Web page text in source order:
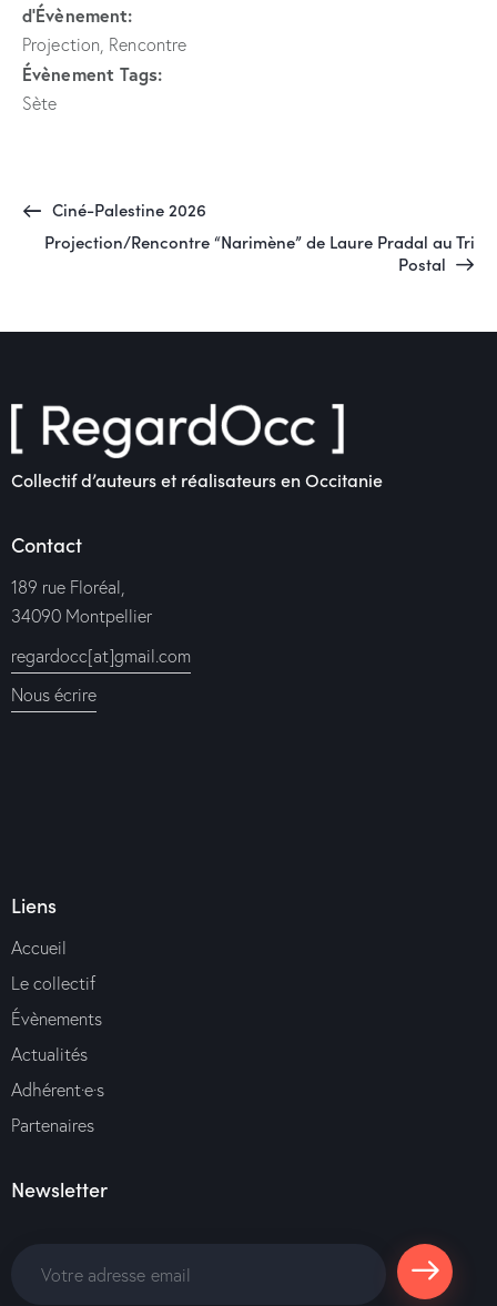
d’Évènement:
Projection Rencontre
Évènement Tags:
Sète
Ciné-Palestine 2026
Projection/Rencontre “Narimène” de Laure Pradal au Tri
Postal
Collectif d’auteurs et réalisateurs en Occitanie
Contact
189 rue Floréal,
34090 Montpellier
regardocc[at]gmail.com
Nous écrire
Liens
Accueil
Le collectif
Évènements
Actualités
Adhérent·e·s
Partenaires
Newsletter
S'abonne